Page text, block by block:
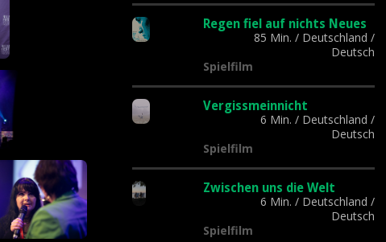
Regen fiel auf nichts Neues
85 Min. / Deutschland /
Deutsch
Spielfilm
Vergissmeinnicht
6 Min. / Deutschland /
Deutsch
Spielfilm
Zwischen uns die Welt
6 Min. / Deutschland /
Deutsch
Spielfilm